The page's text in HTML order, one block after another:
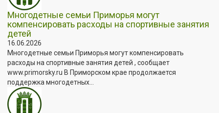
Многодетные семьи Приморья могут
компенсировать расходы на спортивные занятия
детей
16.06.2026
Многодетные семьи Приморья могут компенсировать
расходы на спортивные занятия детей , сообщает
www.primorsky.ru В Приморском крае продолжается
поддержка многодетных...